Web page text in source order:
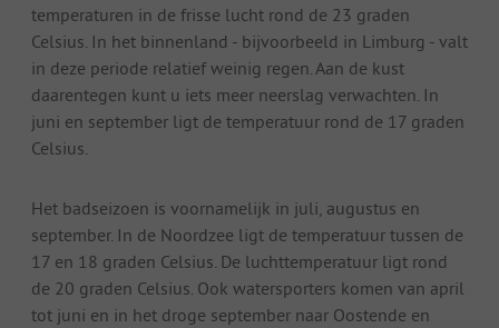
temperaturen in de frisse lucht rond de 23 graden
Celsius. In het binnenland - bijvoorbeeld in Limburg - valt
in deze periode relatief weinig regen. Aan de kust
daarentegen kunt u iets meer neerslag verwachten. In
juni en september ligt de temperatuur rond de 17 graden
Celsius.
Het badseizoen is voornamelijk in juli, augustus en
september. In de Noordzee ligt de temperatuur tussen de
17 en 18 graden Celsius. De luchttemperatuur ligt rond
de 20 graden Celsius. Ook watersporters komen van april
tot juni en in het droge september naar Oostende en